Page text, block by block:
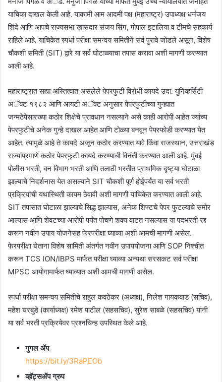
याचिका दाखल केली आहे. याकामी आम आदमी पक्ष (महाराष्ट्र) उपाध्यक्ष धनंजय
शिंदे आणि आपचे राज्यसभा खासदार संजय सिंग, गोपाल इटालिया व टीमचे सहकार्य
राहिले आहे. याचिकेत स्पर्धा परीक्षा समन्वय समितीने सर्व पुरावे जोडले असून, विशेष
चौकशी समिती (SIT) द्वारे या सर्व घोटाळ्याचा तपास करावा अशी मागणी करण्यात
आली आहे.
महाराष्ट्रात सद्या अस्तित्वात असलेले पेपरफुटी विरोधी कायदे उदा. युनिव्हर्सिटी
अॅक्ट १९८२ आणि आयटी अॅक्ट अनुसार पेपरफुटीच्या गुन्ह्यात
जन्मठेपेसारख्या कठोर शिक्षेचे प्रावधान नसल्याने असे काही आरोपी आहेत ज्यांच्य
पेपरफुटीचे अनेक गुन्हे दाखल आहेत आणि टोळ्या बनवून पेपरफोडी करण्यात येत
आहेत. त्यामुळे आहे ते कायदे अजून कठोर करण्यात यावे किंवा राजस्थान, उत्तराखंड
राज्यांप्रमाणे कठोर पेपरफुटी कायदे करण्याची विनंती करण्यात आली आहे. मुंबई
पोलीस भरती, वन विभाग भरती आणि तलाठी भरतीत प्राथमिक दृष्ट्या घोटाळा
झाल्याचे निदर्शनास येत असल्याने SIT चौकशी पूर्ण होईपर्यंत या सर्व भरती
प्रक्रियांची यथास्थिती कायम ठेवावी अशी मागणी याचिकेत करण्यात आली आहे.
SIT तपासात घोटाळा झाल्याचे सिद्ध झाल्यास, अनेक शिफ्टचे पेपर फुटल्याचे समोर
आल्यास आणि शेवटच्या आरोपी पर्यंत पोचणे शक्य वाटत नसल्यास या पदभरती रद्द
करून नवीन उपाय योजनेसह फेरपरीक्षा घ्याव्या अशी आमची मागणी असेल.
फेरपरीक्षा घेताना विशेष सामिती अंतर्गत नवीन उपाययोजना आणि SOP निश्चीत
करून TCS ION/IBPS मार्फत परीक्षा घ्याव्या अन्यथा सरसकट सर्व परीक्षा
MPSC आयोगामार्फत घ्याव्यात अशी आमची मागणी असेल.
स्पर्धा परीक्षा समन्वय समितीचे राहुल कवठेकर (अध्यक्ष), निलेश गायकवाड (सचिव),
महेश घरबुडे (कार्याध्यक्ष) रमेश पाटील (सहसचिव), सुरेश साबळे (सहसचिव) यांनी
या सर्व भरती प्रक्रियेवर प्रश्नचिन्ह उपस्थित केले आहे.
गुगल ॲप
https://bit.ly/3RaPEOb
व्हॉट्सॲप ग्रुप